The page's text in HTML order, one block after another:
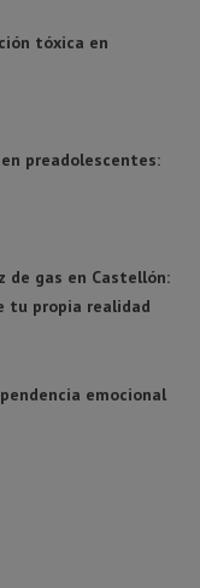
tóxica en
preadolescentes:
de gas en Castellón:
tu propia realidad
emocional